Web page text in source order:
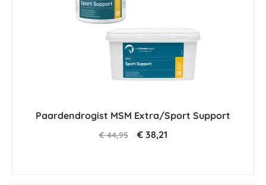
Paardendrogist MSM Extra/Sport Support
€ 44,95 € 38,21